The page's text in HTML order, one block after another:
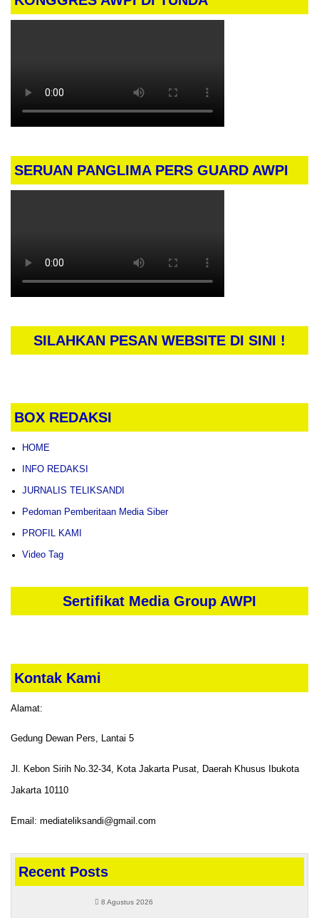
SERUAN PANGLIMA PERS GUARD AWPI
SILAHKAN PESAN WEBSITE DI SINI !
BOX REDAKSI
HOME
INFO REDAKSI
JURNALIS TELIKSANDI
Pedoman Pemberitaan Media Siber
PROFIL KAMI
Video Tag
Sertifikat Media Group AWPI
Kontak Kami
Alamat:
Gedung Dewan Pers, Lantai 5
Jl. Kebon Sirih No.32-34, Kota Jakarta Pusat, Daerah Khusus Ibukota
Jakarta 10110
Email: mediateliksandi@gmail.com
Recent Posts
8 Agustus 2026